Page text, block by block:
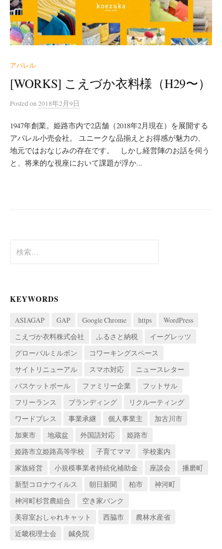
アパレル
[WORKS] こえづか衣料様（H29〜）
Postedon 2018年2月9日
1947年創業。姫路市内で2店舗（2018年2月現在）を展開する
アパレル小売会社。 ユニークな品揃えとお得感が魅力の、
地元ではおなじみの存在です。 しかし経営陣のお話を伺う
と、将来的な視座において課題が浮か...
索:
KEYWORDS
ASIAGAP GAP Google Chrome https
WordPress
こえづか衣料株式会社
ふるさと納税
イーグレッツ
グローバルミルボン
コワーキングスペース
サイトリニューアル
スマホ対応
ニュースレター
バスケットボール
ファミリー企業
フットサル
フリーランス
ブランディング
リクルーティング
ワードプレス
事業承継 個人事業主
加古川市
加東市
地蔵盆 外国語対応
姫路市
姫路市立姫路高等学校
子育てママ
学校案内
家族経営
小規模事業者持続化補助金 座談会
播磨町
新型コロナウイルス
朝日新聞 柏市
神河町
神河町杉営農組合
空き家バンク
美容室おしゃれキャット
西脇市
農林水産省
近畿税理士会
鍼灸院